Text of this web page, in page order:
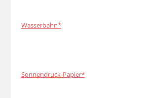
Wasserbahn*
Sonnendruck-Papier*